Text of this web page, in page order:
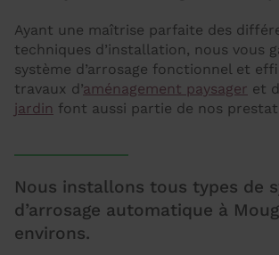
Ayant une maîtrise parfaite des
techniques d’installation, nous vous
système d’arrosage fonctionnel et
travaux d’aménagement paysager et
jardin font aussi partie de nos
Nous installons tous types de
d’arrosage automatique à
environs.